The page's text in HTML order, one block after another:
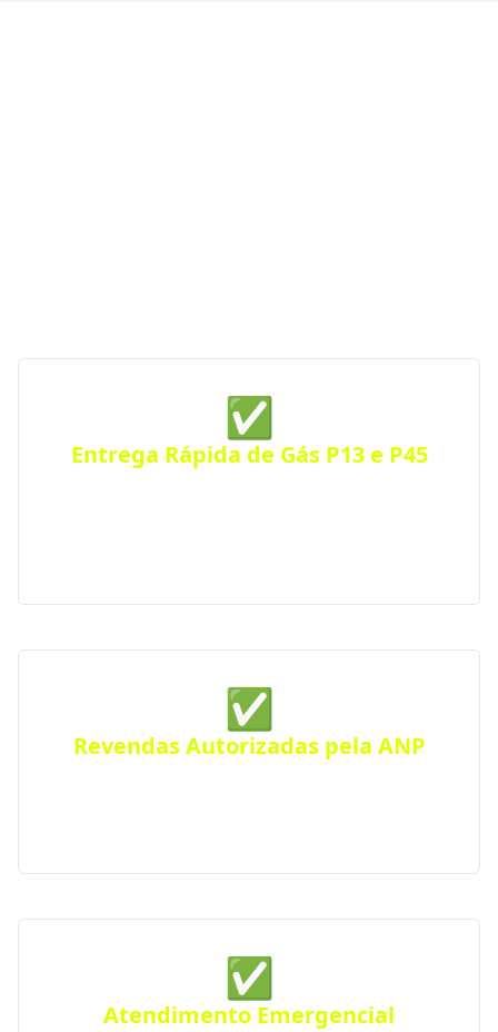
✅
Entrega Rápida de Gás P13 e P45
✅
Revendas Autorizadas pela ANP
✅
Atendimento Emergencial